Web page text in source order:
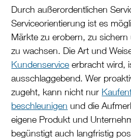
Durch außerordentlichen
Serviceorientierung ist es
Märkte zu erobern, zu
zu wachsen. Die Art und
Kundenservice erbracht wird,
ausschlaggebend. Wer
zugeht, kann nicht nur
beschleunigen und die
eigene Produkt und
begünstigt auch langfristig